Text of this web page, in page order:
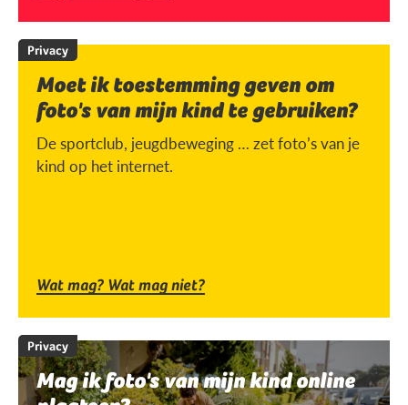
Privacy
Moet ik toestemming geven om
foto's van mijn kind te gebruiken?
De sportclub, jeugdbeweging … zet foto’s van je
kind op het internet.
Wat mag? Wat mag niet?
Privacy
Mag ik foto's van mijn kind online